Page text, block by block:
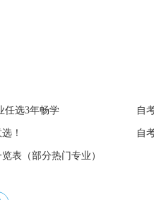
任选3年畅学 自
！ 自
表（部分热门专业）